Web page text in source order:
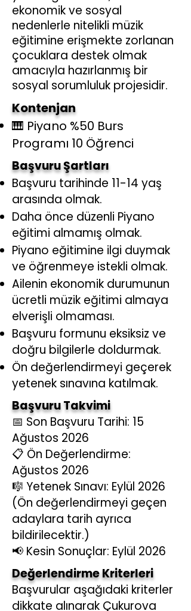
ekonomik ve sosyal
nedenlerle nitelikli müzik
eğitimine erişmekte zorlanan
çocuklara destek olmak
amacıyla hazırlanmış bir
sosyal sorumluluk projesidir.
Kontenjan
🎹 Piyano %50 Burs
Programı 10 Öğrenci
Başvuru Şartları
Başvuru tarihinde 11-14 yaş
arasında olmak.
Daha önce düzenli Piyano
eğitimi almamış olmak.
Piyano eğitimine ilgi duymak
ve öğrenmeye istekli olmak.
Ailenin ekonomik durumunun
ücretli müzik eğitimi almaya
elverişli olmaması.
Başvuru formunu eksiksiz ve
doğru bilgilerle doldurmak.
Ön değerlendirmeyi geçerek
yetenek sınavına katılmak.
Başvuru Takvimi
📅 Son Başvuru Tarihi: 15
Ağustos 2026
📋 Ön Değerlendirme:
Ağustos 2026
🎼 Yetenek Sınavı: Eylül 2026
(Ön değerlendirmeyi geçen
adaylara tarih ayrıca
bildirilecektir.)
📢 Kesin Sonuçlar: Eylül 2026
Değerlendirme Kriterleri
Başvurular aşağıdaki kriterler
dikkate alınarak Çukurova